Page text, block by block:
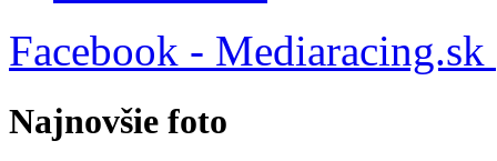
Facebook - Mediaracing.sk
Najnovšie foto